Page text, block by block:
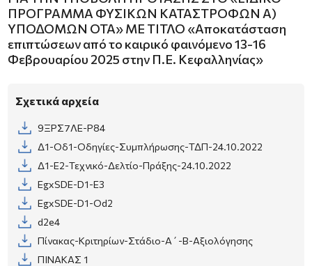
ΠΡΟΓΡΑΜΜΑ ΦΥΣΙΚΩΝ ΚΑΤΑΣΤΡΟΦΩΝ Α)
ΥΠΟΔΟΜΩΝ ΟΤΑ» ΜΕ ΤΙΤΛΟ «Αποκατάσταση
επιπτώσεων από το καιρικό φαινόμενο 13-16
Φεβρουαρίου 2025 στην Π.Ε. Κεφαλληνίας»
Σχετικά αρχεία
9ΞΡΣ7ΛΕ-Ρ84
Δ1-Οδ1-Οδηγίες-Συμπλήρωσης-ΤΔΠ-24.10.2022
Δ1-Ε2-Τεχνικό-Δελτίο-Πράξης-24.10.2022
EgxSDE-D1-E3
EgxSDE-D1-Od2
d2e4
Πίνακας-Κριτηρίων-Στάδιο-Α΄-Β-Αξιολόγησης
ΠΙΝΑΚΑΣ 1